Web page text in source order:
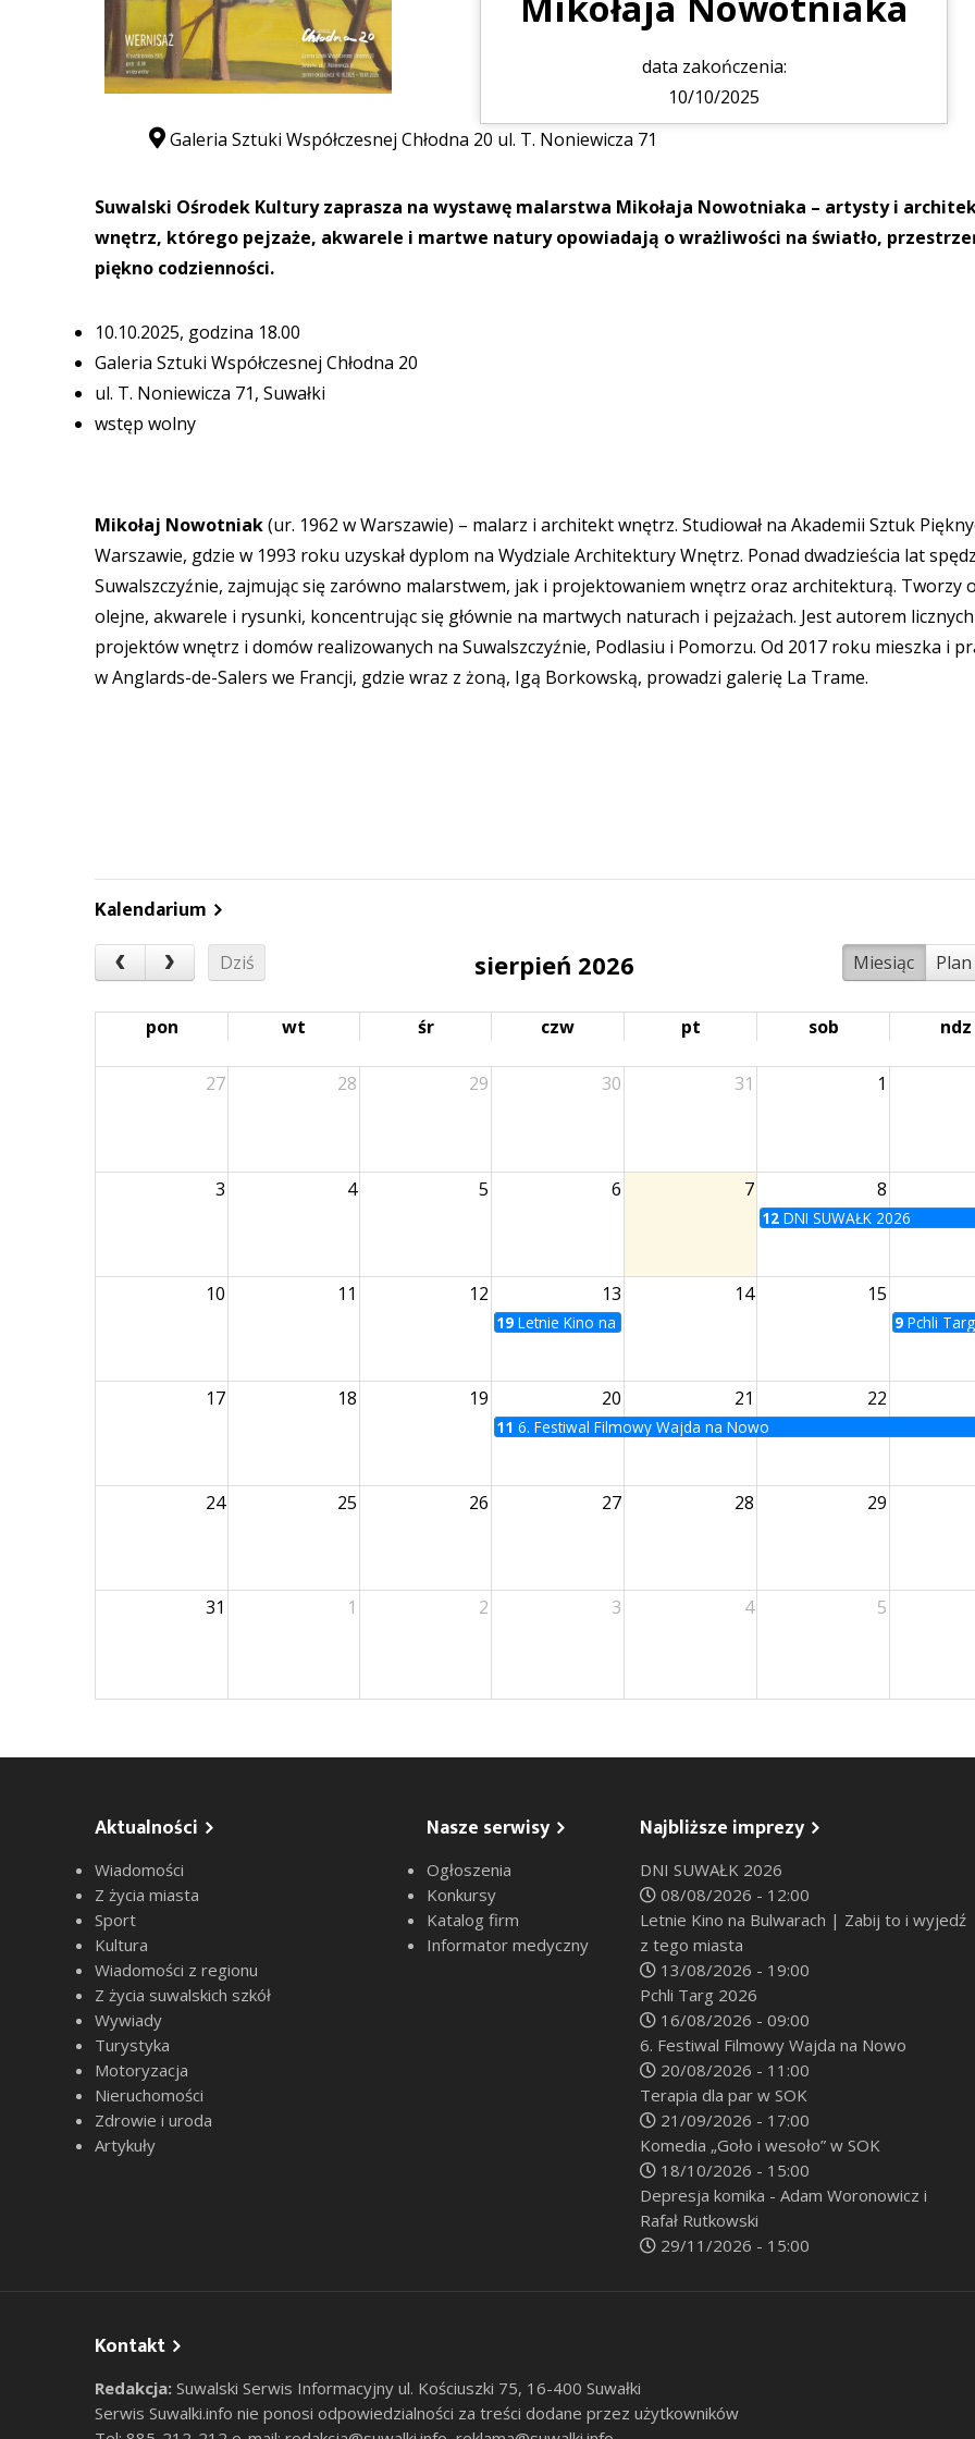
data zakończenia:
10/10/2025
Galeria Sztuki Współczesnej Chłodna 20 ul. T. Noniewicza 71
Suwalski Ośrodek Kultury zaprasza na wystawę malarstwa Mikołaja Nowotniaka – artysty i
wnętrz, którego pejzaże, akwarele i martwe natury opowiadają o wrażliwości na światło,
piękno codzienności.
10.10.2025, godzina 18.00
Galeria Sztuki Współczesnej Chłodna 20
ul. T. Noniewicza 71, Suwałki
wstęp wolny
Mikołaj Nowotniak(ur. 1962 w Warszawie) – malarz i architekt wnętrz. Studiował na Akademii Sztuk
Warszawie, gdzie w 1993 roku uzyskał dyplom na Wydziale Architektury Wnętrz. Ponad dwadzieścia lat
Suwalszczyźnie, zajmując się zarówno malarstwem, jak i projektowaniem wnętrz oraz architekturą. Tworzy
olejne, akwarele i rysunki, koncentrując się głównie na martwych naturach i pejzażach. Jest autorem licznych
projektów wnętrz i domów realizowanych na Suwalszczyźnie, Podlasiu i Pomorzu. Od 2017 roku mieszka i
w Anglards-de-Salers we Francji, gdzie wraz z żoną, Igą Borkowską, prowadzi galerię La Trame.
Kalendarium
Dziś Miesiąc
sierpień 2026
pon wt śr czw pt sob ndz
27 28 29 30 31 1
3 4 5 6 7 8
12 DNI SUWAŁK 2026
10 11 12 13 14 15
19 Letnie Kino na Bulwarach | Zabij to i wyjedź z tego miasta
9 Pchli
17 18 19 20 21 22
11 6. Festiwal Filmowy Wajda na Nowo
24 25 26 27 28 29
31 1 2 3 4 5
Aktualności
Wiadomości
Z życia miasta
Sport
Kultura
Wiadomości z regionu
Z życia suwalskich szkół
Wywiady
Turystyka
Motoryzacja
Nieruchomości
Zdrowie i uroda
Artykuły
Nasze serwisy
Ogłoszenia
Konkursy
Katalog firm
Informator medyczny
Najbliższe imprezy
DNI SUWAŁK 2026
08/08/2026 - 12:00
Letnie Kino na Bulwarach | Zabij to i wyjedź
z tego miasta
13/08/2026 - 19:00
Pchli Targ 2026
16/08/2026 - 09:00
6. Festiwal Filmowy Wajda na Nowo
20/08/2026 - 11:00
Terapia dla par w SOK
21/09/2026 - 17:00
Komedia „Goło i wesoło” w SOK
18/10/2026 - 15:00
Depresja komika - Adam Woronowicz i
Rafał Rutkowski
29/11/2026 - 15:00
Kontakt
Redakcja: Suwalski Serwis Informacyjny ul. Kościuszki 75, 16-400 Suwałki
Serwis Suwalki.info nie ponosi odpowiedzialności za treści dodane przez użytkowników